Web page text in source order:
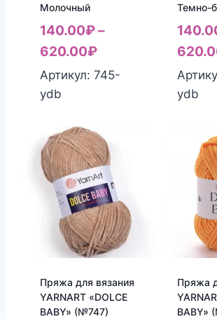
Молочный
140.00₽–
620.00₽
Артикул: 745-
ydb
Темно-
ydb
Пряжа для вязания
YARNART «DOLCE
BABY» (№747)
Пряжа
BABY»